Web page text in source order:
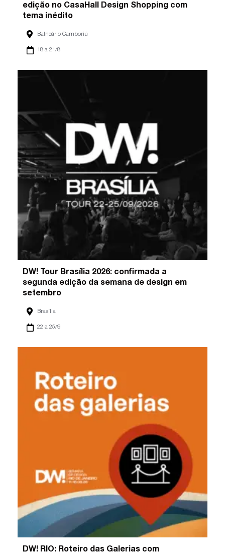
edição no CasaHall Design Shopping com
tema inédito
Balneário Camboriú
18 a 21/8
DW! Tour Brasília 2026: confirmada a
segunda edição da semana de design em
setembro
Brasília
22 a 25/9
DW! RIO: Roteiro das Galerias com